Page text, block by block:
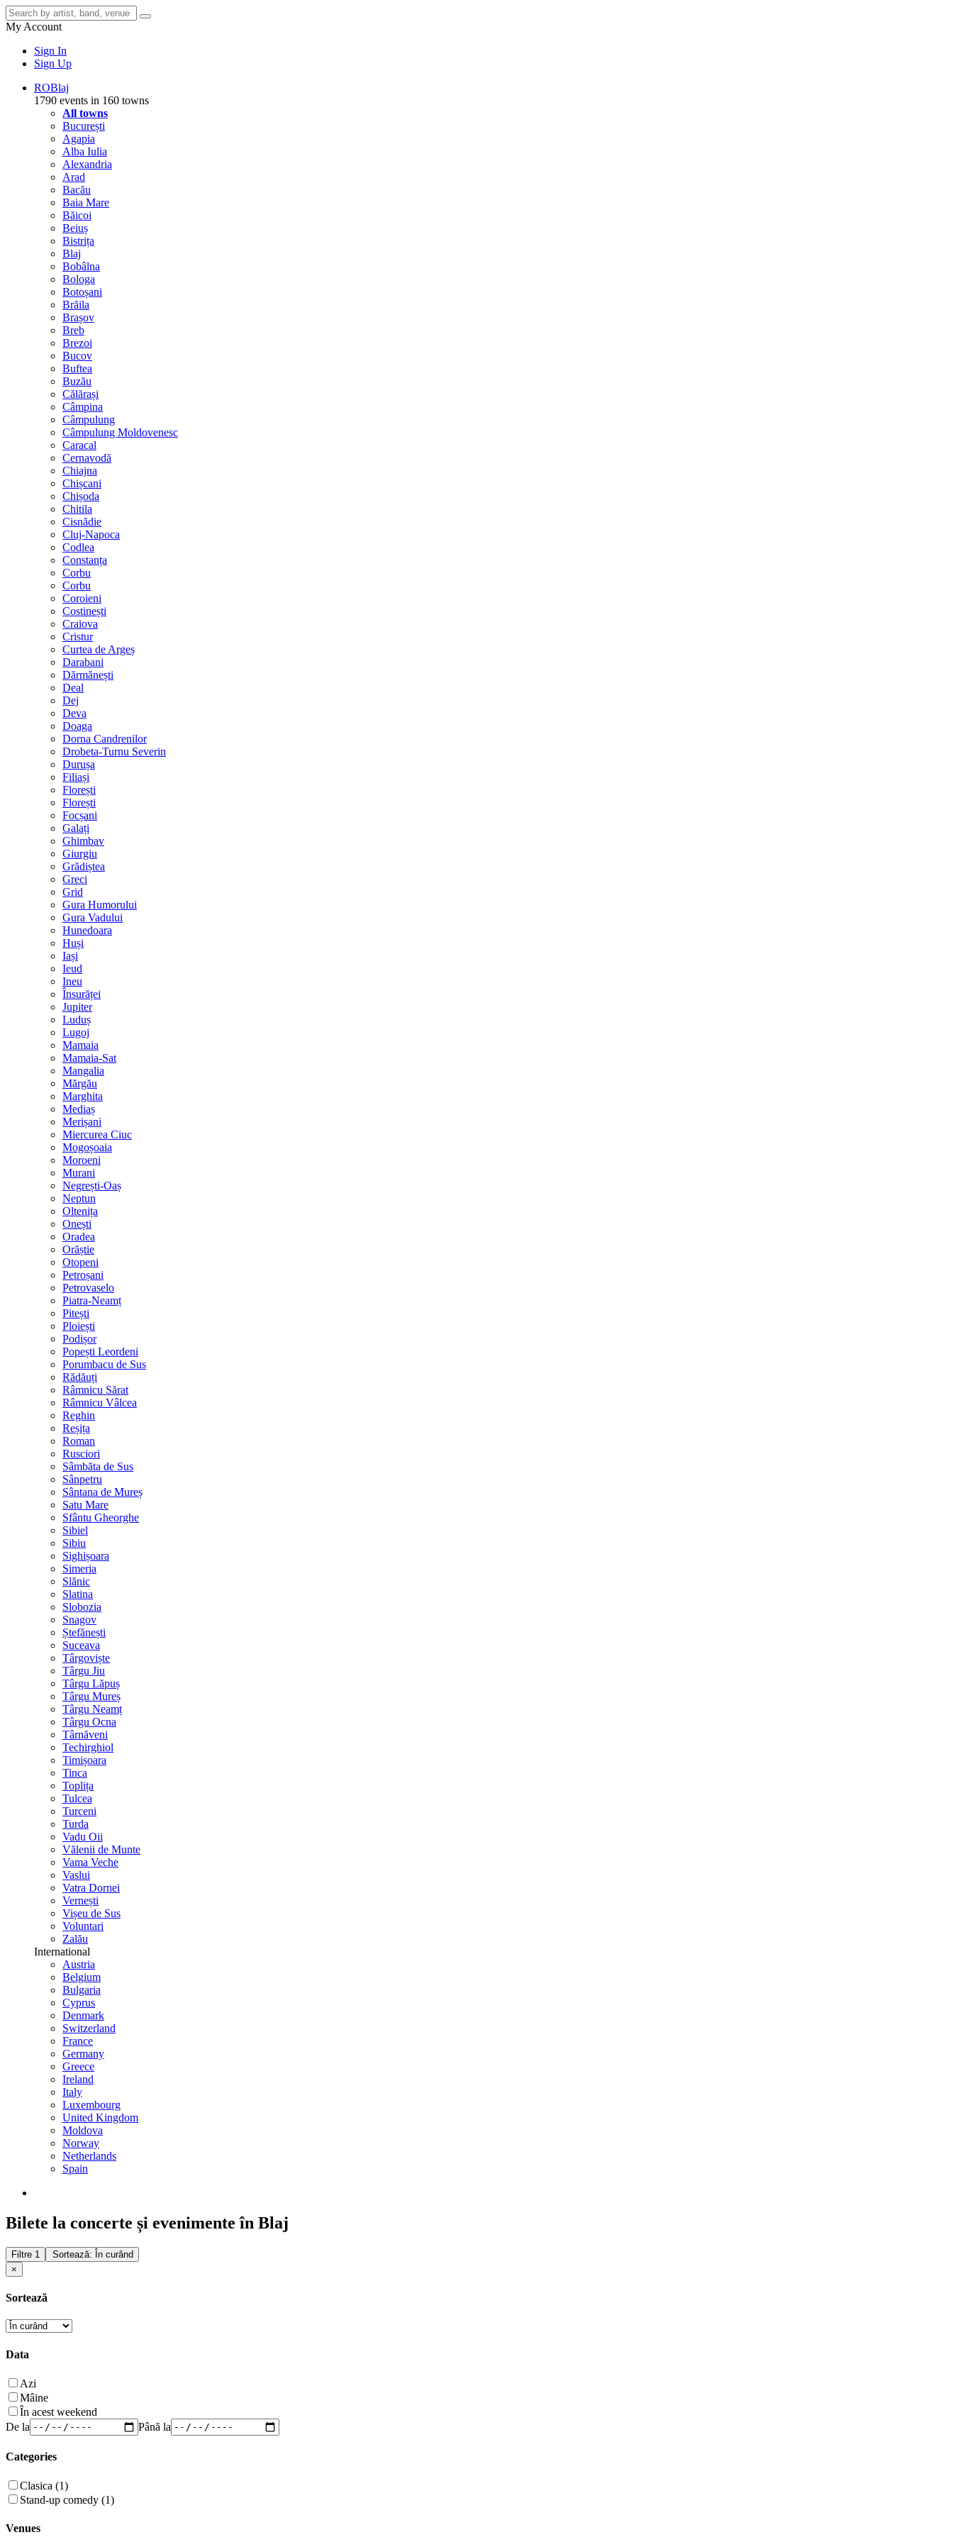
My Account
Sign In
Sign Up
ROBlaj
1790 events in 160 towns
All towns
București
Agapia
Alba Iulia
Alexandria
Arad
Bacău
Baia Mare
Băicoi
Beiuș
Bistrița
Blaj
Bobâlna
Bologa
Botoșani
Brăila
Brașov
Breb
Brezoi
Bucov
Buftea
Buzău
Călărași
Câmpina
Câmpulung
Câmpulung Moldovenesc
Caracal
Cernavodă
Chiajna
Chișcani
Chișoda
Chitila
Cisnădie
Cluj-Napoca
Codlea
Constanța
Corbu
Corbu
Coroieni
Costinești
Craiova
Cristur
Curtea de Argeș
Darabani
Dărmănești
Deal
Dej
Deva
Doaga
Dorna Candrenilor
Drobeta-Turnu Severin
Durușa
Filiași
Florești
Florești
Focșani
Galați
Ghimbav
Giurgiu
Grădiștea
Greci
Grid
Gura Humorului
Gura Vadului
Hunedoara
Huși
Iași
Ieud
Ineu
Însurăței
Jupiter
Luduș
Lugoj
Mamaia
Mamaia-Sat
Mangalia
Mărgău
Marghita
Mediaș
Merișani
Miercurea Ciuc
Mogoșoaia
Moroeni
Murani
Negrești-Oaș
Neptun
Oltenița
Onești
Oradea
Orăștie
Otopeni
Petroșani
Petrovaselo
Piatra-Neamț
Pitești
Ploiești
Podișor
Popești Leordeni
Porumbacu de Sus
Rădăuți
Râmnicu Sărat
Râmnicu Vâlcea
Reghin
Reșița
Roman
Rusciori
Sâmbăta de Sus
Sânpetru
Sântana de Mureș
Satu Mare
Sfântu Gheorghe
Sibiel
Sibiu
Sighișoara
Simeria
Slănic
Slatina
Slobozia
Snagov
Ștefănești
Suceava
Târgoviște
Târgu Jiu
Târgu Lăpuș
Târgu Mureș
Târgu Neamț
Târgu Ocna
Târnăveni
Techirghiol
Timișoara
Tinca
Toplița
Tulcea
Turceni
Turda
Vadu Oii
Vălenii de Munte
Vama Veche
Vaslui
Vatra Dornei
Vernești
Vișeu de Sus
Voluntari
Zalău
International
Austria
Belgium
Bulgaria
Cyprus
Denmark
Switzerland
France
Germany
Greece
Ireland
Italy
Luxembourg
United Kingdom
Moldova
Norway
Netherlands
Spain
Bilete la concerte și evenimente în Blaj
Filtre 1
Sortează: În curând
×
Sortează
Data
Azi
Mâine
În acest weekend
De la
Până la
Categories
Clasica (1)
Stand-up comedy (1)
Venues